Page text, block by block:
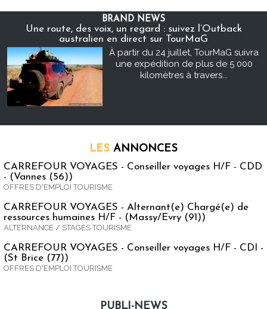
BRAND NEWS
Une route, des voix, un regard : suivez l’Outback
australien en direct sur TourMaG
À partir du 24 juillet, TourMaG suivra
une expédition de plus de 5 000
kilomètres à travers...
LES ANNONCES
CARREFOUR VOYAGES - Conseiller voyages H/F - CDD
- (Vannes (56))
OFFRES D'EMPLOI TOURISME
CARREFOUR VOYAGES - Alternant(e) Chargé(e) de
ressources humaines H/F - (Massy/Evry (91))
ALTERNANCE / STAGES TOURISME
CARREFOUR VOYAGES - Conseiller voyages H/F - CDI -
(St Brice (77))
OFFRES D'EMPLOI TOURISME
PUBLI-NEWS